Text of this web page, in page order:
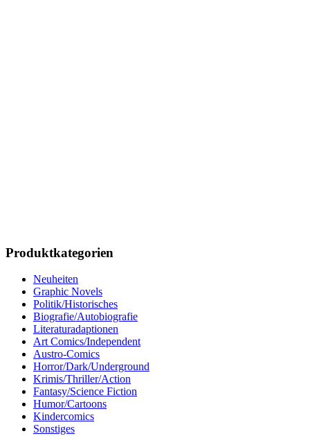
Produktkategorien
Neuheiten
Graphic Novels
Politik/Historisches
Biografie/Autobiografie
Literaturadaptionen
Art Comics/Independent
Austro-Comics
Horror/Dark/Underground
Krimis/Thriller/Action
Fantasy/Science Fiction
Humor/Cartoons
Kindercomics
Sonstiges